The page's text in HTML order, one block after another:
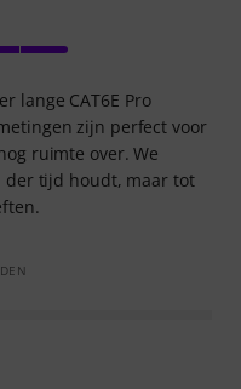
lange CAT6E Pro
zijn perfect voor
ruimte over. We
der tijd houdt, maar tot